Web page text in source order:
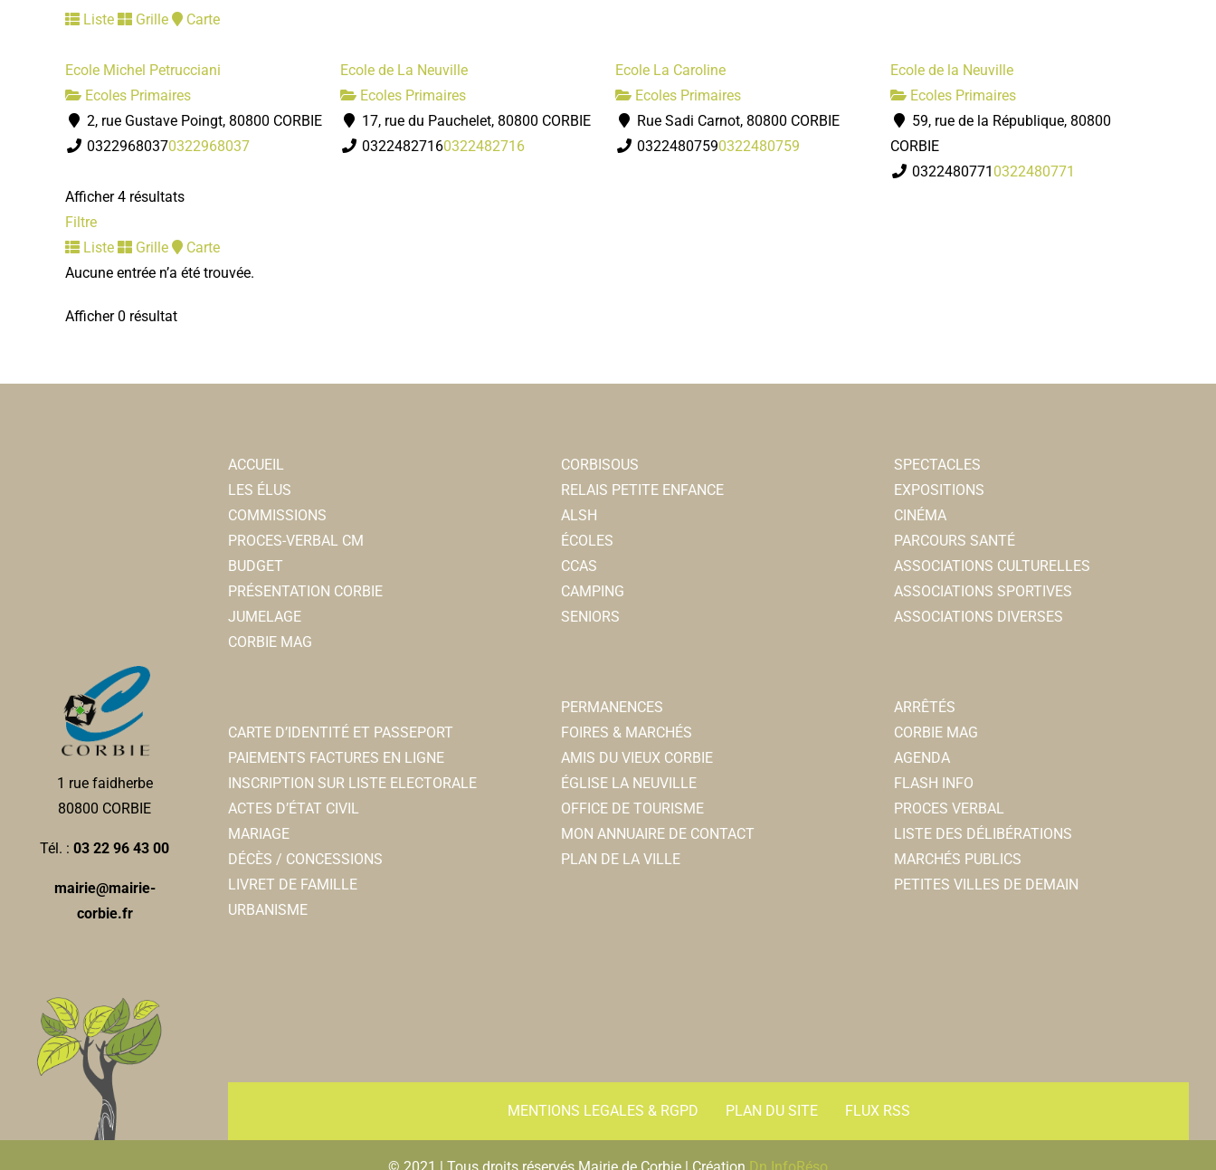
Liste Grille Carte
Ecole Michel Petrucciani
Ecoles Primaires
2, rue Gustave Poingt, 80800 CORBIE
03229680370322968037
Ecole de La Neuville
Ecoles Primaires
17, rue du Pauchelet, 80800 CORBIE
03224827160322482716
Ecole La Caroline
Ecoles Primaires
Rue Sadi Carnot, 80800 CORBIE
03224807590322480759
Ecole de la Neuville
Ecoles Primaires
59, rue de la République, 80800
CORBIE
0322480771 0322480771
Afficher 4 résultats
Filtre
Liste
Grille
Carte
Aucune entrée n’a été trouvée.
Afficher 0 résultat
1 rue faidherbe
80800 CORBIE
Tél. :03 22 96 43 00
mairie@mairie-
corbie.fr
ACCUEIL
LES ÉLUS
COMMISSIONS
PROCES-VERBAL CM
BUDGET
PRÉSENTATION CORBIE
JUMELAGE
CORBIE MAG
CARTE D’IDENTITÉ ET PASSEPORT
PAIEMENTS FACTURES EN LIGNE
INSCRIPTION SUR LISTE ELECTORALE
ACTES D’ÉTAT CIVIL
MARIAGE
DÉCÈS / CONCESSIONS
LIVRET DE FAMILLE
URBANISME
CORBISOUS
RELAIS PETITE ENFANCE
ALSH
ÉCOLES
CCAS
CAMPING
SENIORS
PERMANENCES
FOIRES & MARCHÉS
AMIS DU VIEUX CORBIE
ÉGLISE LA NEUVILLE
OFFICE DE TOURISME
MON ANNUAIRE DE CONTACT
PLAN DE LA VILLE
SPECTACLES
EXPOSITIONS
CINÉMA
PARCOURS SANTÉ
ASSOCIATIONS CULTURELLES
ASSOCIATIONS SPORTIVES
ASSOCIATIONS DIVERSES
ARRÊTÉS
CORBIE MAG
AGENDA
FLASH INFO
PROCES VERBAL
LISTE DES DÉLIBÉRATIONS
MARCHÉS PUBLICS
PETITES VILLES DE DEMAIN
MENTIONS LEGALES & RGPD PLAN DU SITE FLUX RSS
© 2021 | Tous droits réservés Mairie de Corbie | Création Dn InfoRéso